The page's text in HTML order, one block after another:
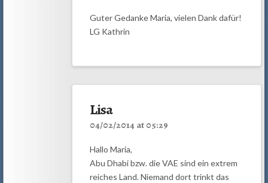
Guter Gedanke Maria, vielen Dank dafür!
LG Kathrin
Lisa
04/02/2014 at 05:29
Hallo Maria,
Abu Dhabi bzw. die VAE sind ein extrem
reiches Land. Niemand dort trinkt das